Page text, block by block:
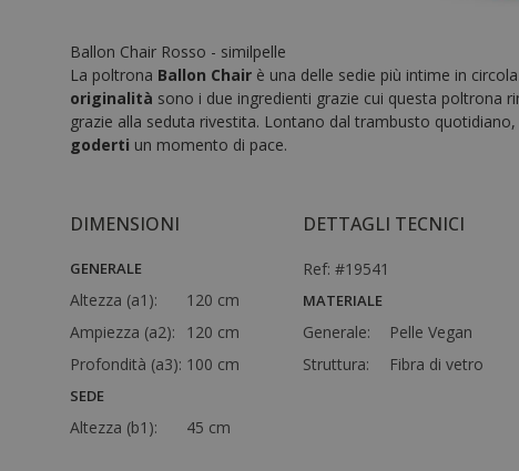
Ballon Chair Rosso - similpelle
La poltrona Ballon Chair è una delle sedie più intime in
originalità sono i due ingredienti grazie cui questa poltrona
grazie alla seduta rivestita. Lontano dal trambusto
goderti un momento di pace.
DIMENSIONI
GENERALE
Altezza (a1):
120 cm
Ampiezza (a2):
120 cm
Profondità (a3): 100 cm
SEDE
Altezza (b1): 45 cm
DETTAGLI TECNICI
Ref: #19541
MATERIALE
Generale:
Pelle Vegan
Struttura:
Fibra di vetro